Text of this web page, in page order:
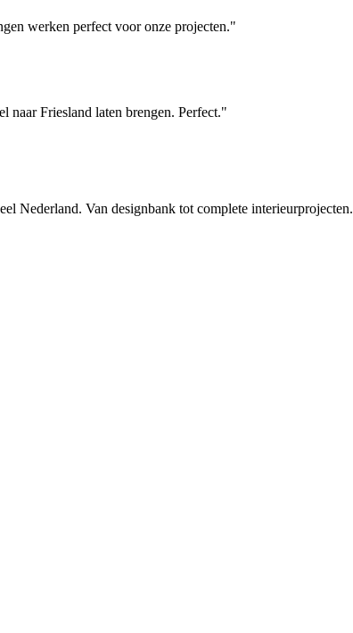
werken perfect voor onze projecten."
naar Friesland laten brengen. Perfect."
Nederland. Van designbank tot complete interieurprojecten.